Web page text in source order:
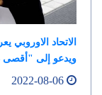
الاتحاد
ويدعو إلى